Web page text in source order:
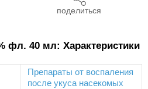
поделиться
фл. 40 мл: Характеристики
Препараты от воспаления
после укуса насекомых